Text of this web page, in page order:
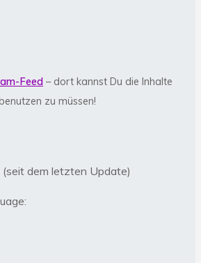
Feed – dort kannst Du die Inhalte
zu müssen!
dem letzten Update)